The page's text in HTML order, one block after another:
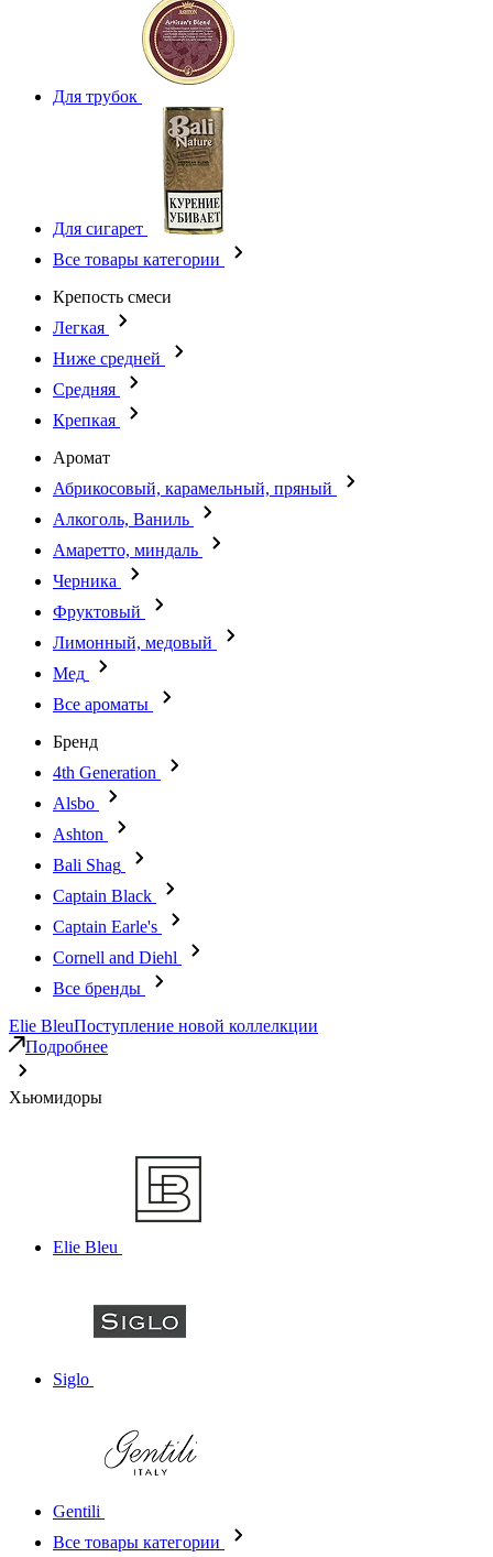
Для трубок
Для сигарет
Все товары категории
Крепость смеси
Легкая
Ниже средней
Средняя
Крепкая
Аромат
Абрикосовый, карамельный, пряный
Алкоголь, Ваниль
Амаретто, миндаль
Черника
Фруктовый
Лимонный, медовый
Мед
Все ароматы
Бренд
4th Generation
Alsbo
Ashton
Bali Shag
Captain Black
Captain Earle's
Cornell and Diehl
Все бренды
Elie BleuПоступление новой коллелкции
Подробнее
Хьюмидоры
Elie Bleu
Siglo
Gentili
Все товары категории